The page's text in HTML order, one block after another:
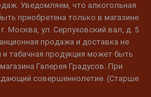
Уведомляем, что алкогольная
приобретена только в магазине
Москва, ул. Серпуховский вал, д. 5
продажа и доставка не
табачная продукция может быть
Галерея Градусов. При
совершеннолетие. (Старше